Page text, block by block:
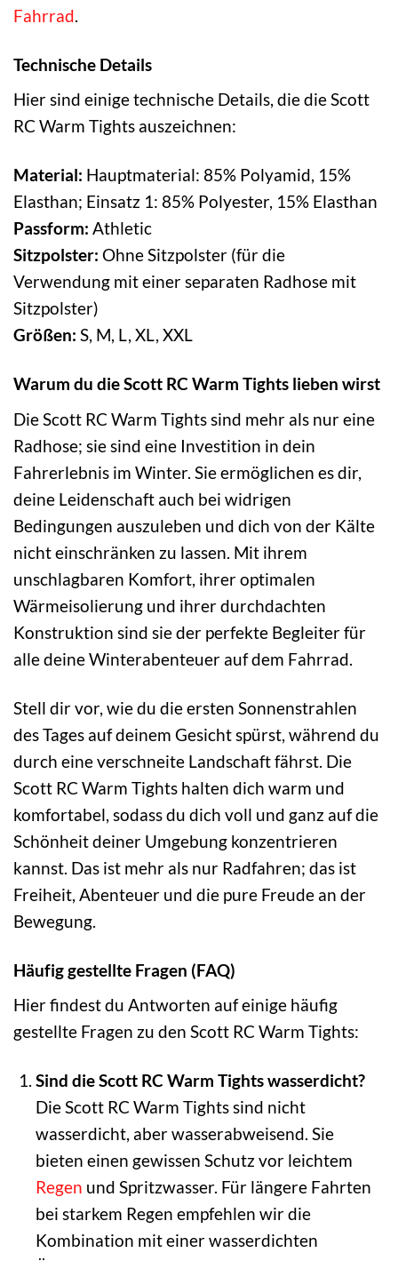
Fahrrad.
Technische Details
Hier sind einige technische Details, die die Scott
RC Warm Tights auszeichnen:
Material: Hauptmaterial: 85% Polyamid, 15%
Elasthan; Einsatz 1: 85% Polyester, 15% Elasthan
Passform: Athletic
Sitzpolster: Ohne Sitzpolster (für die
Verwendung mit einer separaten Radhose mit
Sitzpolster)
Größen: S, M, L, XL, XXL
Warum du die Scott RC Warm Tights lieben wirst
Die Scott RC Warm Tights sind mehr als nur eine
Radhose; sie sind eine Investition in dein
Fahrerlebnis im Winter. Sie ermöglichen es dir,
deine Leidenschaft auch bei widrigen
Bedingungen auszuleben und dich von der Kälte
nicht einschränken zu lassen. Mit ihrem
unschlagbaren Komfort, ihrer optimalen
Wärmeisolierung und ihrer durchdachten
Konstruktion sind sie der perfekte Begleiter für
alle deine Winterabenteuer auf dem Fahrrad.
Stell dir vor, wie du die ersten Sonnenstrahlen
des Tages auf deinem Gesicht spürst, während du
durch eine verschneite Landschaft fährst. Die
Scott RC Warm Tights halten dich warm und
komfortabel, sodass du dich voll und ganz auf die
Schönheit deiner Umgebung konzentrieren
kannst. Das ist mehr als nur Radfahren; das ist
Freiheit, Abenteuer und die pure Freude an der
Bewegung.
Häufig gestellte Fragen (FAQ)
Hier findest du Antworten auf einige häufig
gestellte Fragen zu den Scott RC Warm Tights:
Sind die Scott RC Warm Tights wasserdicht?
Die Scott RC Warm Tights sind nicht
wasserdicht, aber wasserabweisend. Sie
bieten einen gewissen Schutz vor leichtem
Regen und Spritzwasser. Für längere Fahrten
bei starkem Regen empfehlen wir die
Kombination mit einer wasserdichten